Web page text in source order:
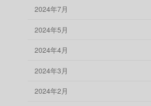
2024年7月
2024年5月
2024年4月
2024年3月
2024年2月